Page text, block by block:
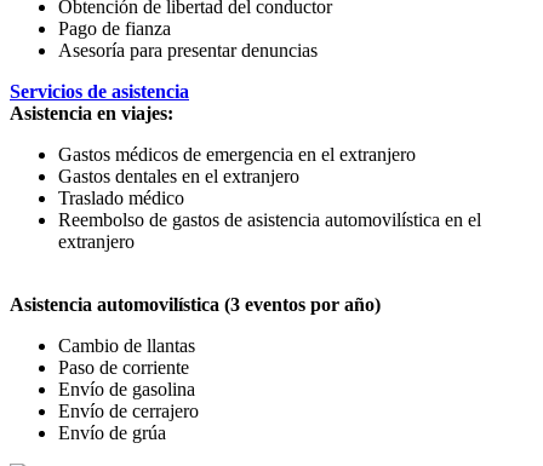
Obtención de libertad del conductor
Pago de fianza
Asesoría para presentar denuncias
Servicios de asistencia
Asistencia en viajes:
Gastos médicos de emergencia en el extranjero
Gastos dentales en el extranjero
Traslado médico
Reembolso de gastos de asistencia automovilística en el
extranjero
Asistencia automovilística (3 eventos por año)
Cambio de llantas
Paso de corriente
Envío de gasolina
Envío de cerrajero
Envío de grúa